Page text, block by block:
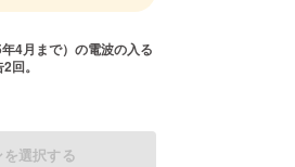
4月まで）の電波の入る
回。
選択する